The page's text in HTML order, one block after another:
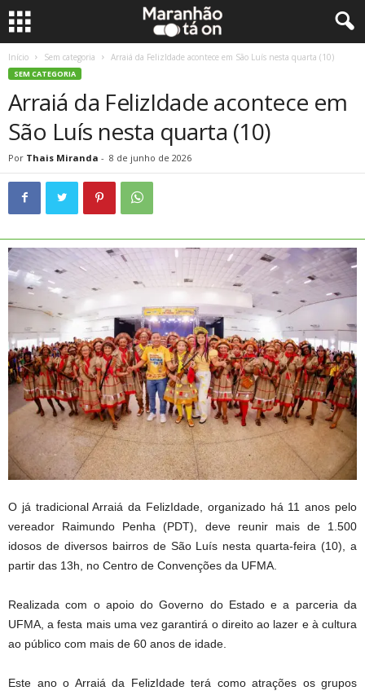
Início Sem categoria Arraiá da FelizIdade acontece em São Luís nesta quarta (10)
SEM CATEGORIA
Arraiá da FelizIdade acontece em
São Luís nesta quarta (10)
Por Thais Miranda - 8 de junho de 2026
O já tradicional Arraiá da FelizIdade, organizado há 11 anos pelo
vereador Raimundo Penha (PDT), deve reunir mais de 1.500
idosos de diversos bairros de São Luís nesta quarta-feira (10), a
partir das 13h, no Centro de Convenções da UFMA.
Realizada com o apoio do Governo do Estado e a parceria da
UFMA, a festa mais uma vez garantirá o direito ao lazer e à cultura
ao público com mais de 60 anos de idade.
Este ano o Arraiá da FelizIdade terá como atrações os grupos